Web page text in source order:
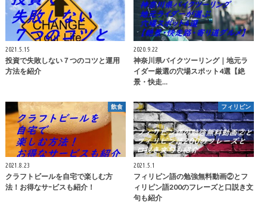
2021.5.15
投資で失敗しない７つのコツと運用
方法を紹介
2020.9.22
神奈川県バイクツーリング｜地元ラ
イダー厳選の穴場スポット4選【絶
景・快走…
飲食
2021.8.23
クラフトビールを自宅で楽しむ方
法！お得なサｰビスも紹介！
フィリピン
2021.5.1
フィリピン語の勉強無料動画②とフ
ィリピン語200のフレーズと口説き文
句も紹介